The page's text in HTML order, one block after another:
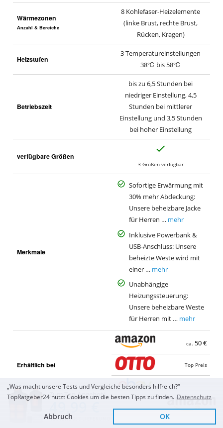
Zum Top Angebot
KOSTENLOSE LIEFERUNG
Wärmezonen
Anzahl & Bereiche
8 Kohlefaser-Heizelemente
(linke Brust, rechte Brust,
Rücken, Kragen)
Heizstufen
3 Temperatureinstellungen
38℃ bis 58℃
Betriebszeit
bis zu 6,5 Stunden bei
niedriger Einstellung, 4,5
Stunden bei mittlerer
Einstellung und 3,5 Stunden
bei hoher Einstellung
verfügbare Größen
3 Größen verfügbar
Merkmale
Sofortige Erwärmung mit
30% mehr Abdeckung:
Unsere beheizbare Jacke
für Herren … mehr
Inklusive Powerbank &
USB-Anschluss: Unsere
beheizte Weste wird mit
einer … mehr
Unabhängige
Heizungssteuerung:
Unsere beheizbare Weste
für Herren mit … mehr
Erhältlich bei
ca. 50 €
Top Preis
„Was macht unsere Tests und Vergleiche besonders hilfreich?“
TopRatgeber24 nutzt Cookies um die besten Tipps zu finden. Datenschutz
Abbruch OK